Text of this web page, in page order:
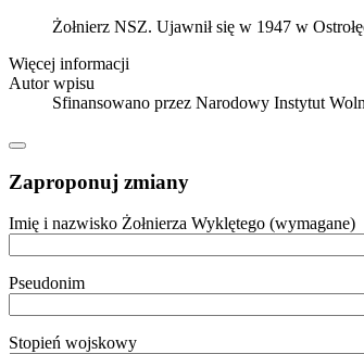
Żołnierz NSZ. Ujawnił się w 1947 w
Więcej informacji
Autor wpisu
Sfinansowano przez Narodowy Instytut
Zaproponuj zmiany
Imię i nazwisko Żołnierza Wyklętego (wymagane)
Pseudonim
Stopień wojskowy